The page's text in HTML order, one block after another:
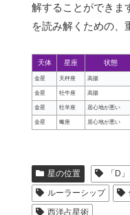
解することができま
を読み解くための、
天体 星座 状態
金星 天秤座 高揚
金星 牡牛座 高揚
金星 牡羊座 居心地が悪い
金星 蠍座 居心地が悪い
星の位置 「D」
ルーラーシップ
西洋占星術